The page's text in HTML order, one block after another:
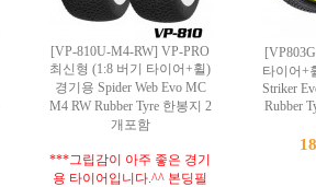
[VP-810U-M4-RW] VP-PRO
최신형 (1:8 버기 타이어+휠)
경기용 Spider Web Evo MC
M4 RW Rubber Tyre 한봉지 2
개포함
***그립감이 아주 좋은 경기
용 타이어입니다.^^ 본딩필
타이어+
Striker
Rubber